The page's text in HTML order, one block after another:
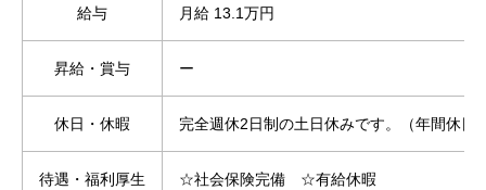
給与 月給 13.1万円
昇給・賞与 ー
休日・休暇 完全週休2日制の土日休みです。（年間休日
待遇・福利厚生 ☆社会保険完備 ☆有給休暇